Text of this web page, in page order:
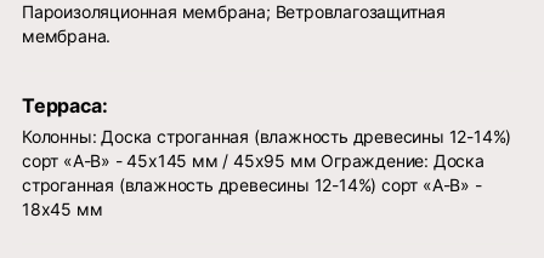
Пароизоляционная мембрана; Ветровлагозащитная
мембрана.
Терраса:
Колонны: Доска строганная (влажность древесины 12-14%)
сорт «А-В» - 45х145 мм / 45х95 мм Ограждение: Доска
строганная (влажность древесины 12-14%) сорт «А-В» -
18х45 мм